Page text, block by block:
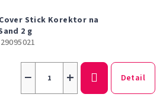
Stick Korektor na
2 g
+
− Detail